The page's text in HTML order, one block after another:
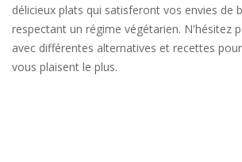
délicieux plats qui satisferont vos envies de
respectant un régime végétarien. N'hésitez
avec différentes alternatives et recettes
vous plaisent le plus.